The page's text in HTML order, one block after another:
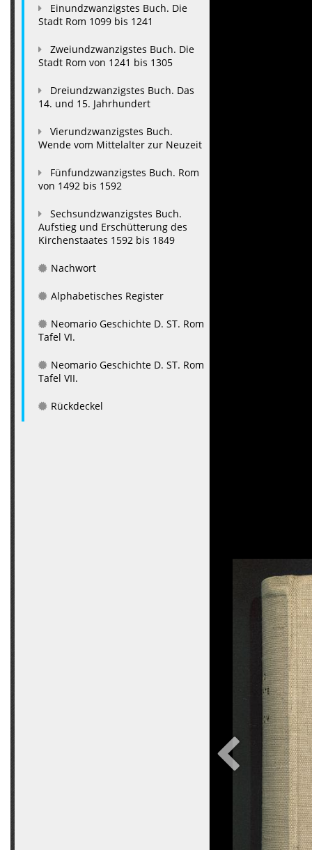
Einundzwanzigstes Buch. Die
Stadt Rom 1099 bis 1241
Zweiundzwanzigstes Buch. Die
Stadt Rom von 1241 bis 1305
Dreiundzwanzigstes Buch. Das
14. und 15. Jahrhundert
Vierundzwanzigstes Buch.
Wende vom Mittelalter zur Neuzeit
Fünfundzwanzigstes Buch. Rom
von 1492 bis 1592
Sechsundzwanzigstes Buch.
Aufstieg und Erschütterung des
Kirchenstaates 1592 bis 1849
Nachwort
Alphabetisches Register
Neomario Geschichte D. ST. Rom
Tafel VI.
Neomario Geschichte D. ST. Rom
Tafel VII.
Rückdeckel